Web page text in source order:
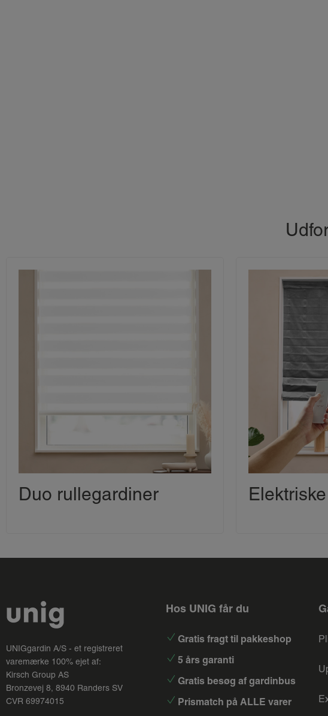
Duo rullegardiner
UNIGgardin A/S - et registreret
varemærke 100% ejet af:
Kirsch Group AS
Bronzevej 8, 8940 Randers SV
CVR 69974015
Hos UNIG får du
Gratis fragt til pakkeshop
5 års garanti
Gratis besøg af gardinbus
Prismatch på ALLE varer